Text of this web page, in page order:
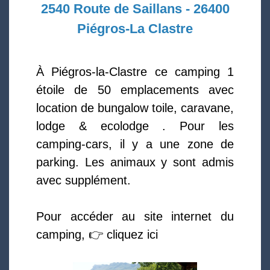
2540 Route de Saillans - 26400
Piégros-La Clastre
À Piégros-la-Clastre ce camping 1
étoile de 50 emplacements avec
location de bungalow toile, caravane,
lodge & ecolodge . Pour les
camping-cars, il y a une zone de
parking. Les animaux y sont admis
avec supplément.
Pour accéder au site internet du
camping, 👉 cliquez ici